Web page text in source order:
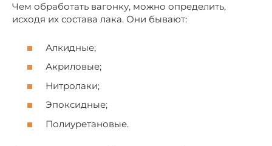
Чем обработать вагонку, можно определить,
исходя их состава лака. Они бывают:
Алкидные;
Акриловые;
Нитролаки;
Эпоксидные;
Полиуретановые.